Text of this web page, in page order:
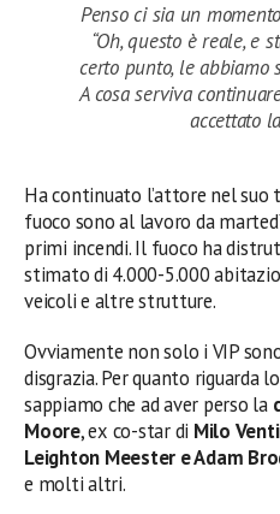
Penso ci sia un
“Oh, questo è reale, e
certo punto, le abbiamo
A cosa serviva
accettato
Ha continuato l’attore nel suo
fuoco sono al lavoro da
primi incendi. Il fuoco ha
stimato di 4.000-5.000
veicoli e altre strutture.
Ovviamente non solo i VIP
disgrazia. Per quanto riguarda
sappiamo che ad aver perso la
Moore, ex co-star di Milo
Leighton Meester e Adam
e molti altri.